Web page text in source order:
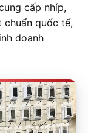
cấp nhíp,
chuẩn quốc tế,
doanh